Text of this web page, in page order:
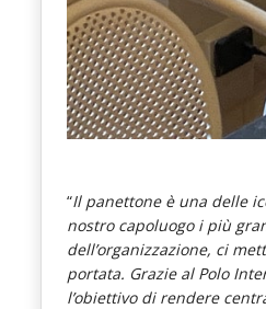
“Il panettone è una delle
nostro capoluogo i più
dell’organizzazione, ci
portata. Grazie al Polo
l’obiettivo di rendere